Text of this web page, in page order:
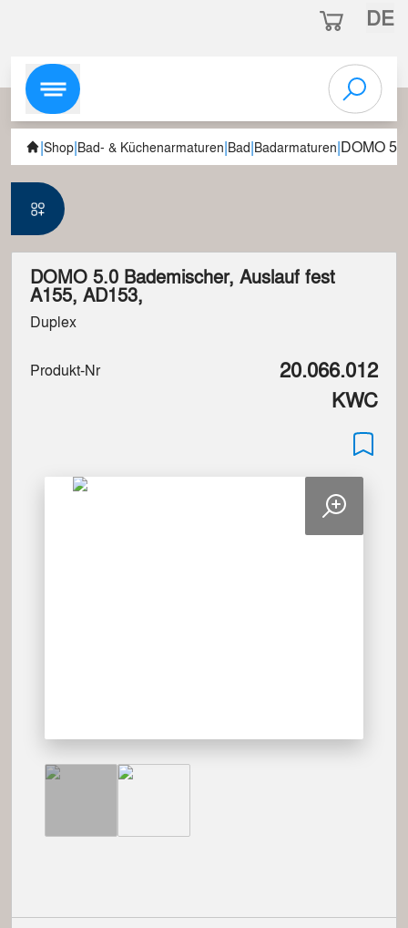
DE
|Shop|Bad- & Küchenarmaturen|Bad|Badarmaturen|DOMO
DOMO 5.0 Bademischer, Auslauf fest
A155, AD153,
Duplex
Produkt-Nr
20.066.012
KWC